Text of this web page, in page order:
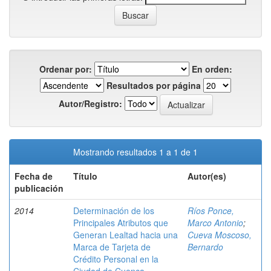
Ordenar por:
En orden:
Resultados por página
Autor/Registro:
Mostrando resultados 1 a 1 de 1
Fecha de
publicación
Título Autor(es)
2014
Determinación de los
Principales Atributos que
Generan Lealtad hacia una
Marca de Tarjeta de
Crédito Personal en la
Ríos Ponce,
Marco Antonio;
Cueva Moscoso,
Bernardo